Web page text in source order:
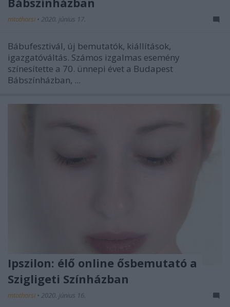
mtothorsi • 2020. június 17.
Bábufesztivál, új bemutatók, kiállítások,
igazgatóváltás. Számos izgalmas esemény
színesítette a 70. ünnepi évet a Budapest
Bábszínházban, ...
Ipszilon: élő online ősbemutató a
Szigligeti Színházban
mtothorsi • 2020. június 16.